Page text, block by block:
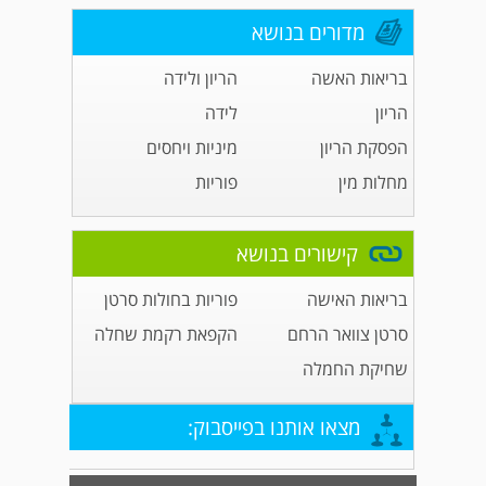
מדורים בנושא
בריאות האשה
הריון ולידה
הריון
לידה
הפסקת הריון
מיניות ויחסים
מחלות מין
פוריות
קישורים בנושא
בריאות האישה
פוריות בחולות סרטן
סרטן צוואר הרחם
הקפאת רקמת שחלה
שחיקת החמלה
מצאו אותנו בפייסבוק: